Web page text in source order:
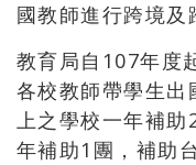
國教師進行跨境及
教育局自107年度
各校教師帶學生出
上之學校一年補助
年補助1團，補助